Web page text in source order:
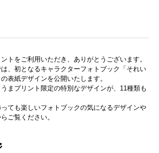
トをご利用いただき、ありがとうございます。
、初となるキャラクターフォトブック「それい
表紙デザインを公開いたします。
まプリント限定の特別なデザインが、11種類も
ても楽しいフォトブックの気になるデザインや
ご覧ください。